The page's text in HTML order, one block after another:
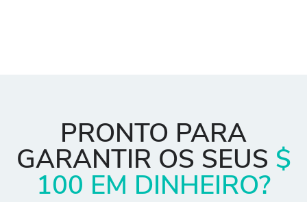
PRONTO PARA
GARANTIR OS SEUS $
100 EM DINHEIRO?